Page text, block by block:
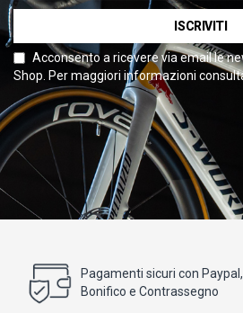
ISCRIVITI
Acconsento a ricevere via email le
Shop. Per maggiori informazioni
Pagamenti sicuri con
Bonifico e Contrassegno